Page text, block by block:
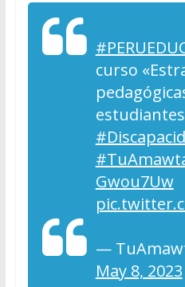
curso
Gwou7Uw
—
May 8, 2023